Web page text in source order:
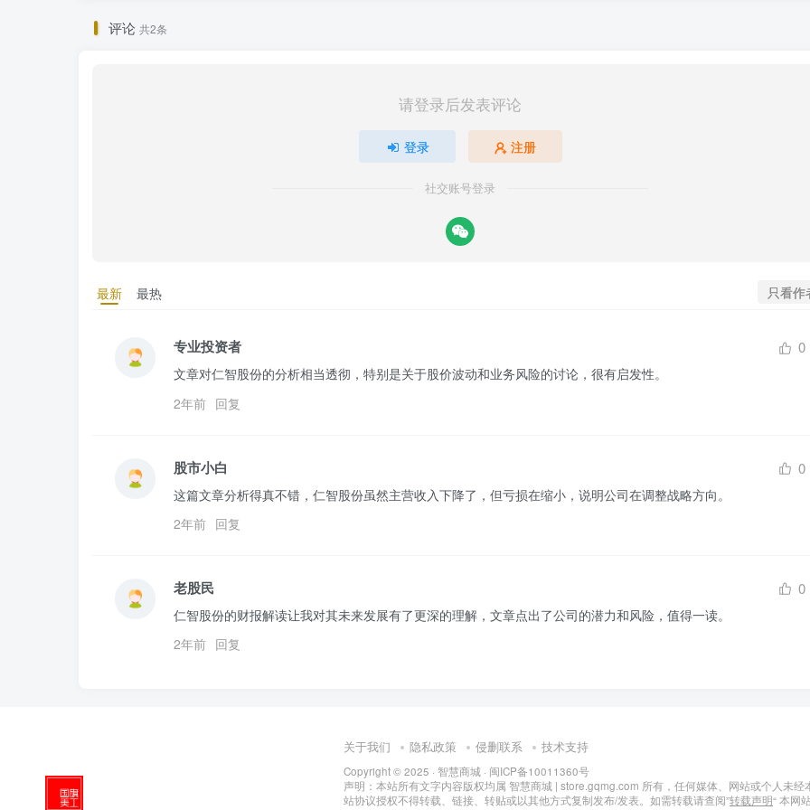
评论 共2条
请登录后发表评论
登录 注册
社交账号登录
最新 最热 只看作
专业投资者 0
文章对仁智股份的分析相当透彻，特别是关于股价波动和业务风险的讨论，很有启发性。
2年前 回复
股市小白 0
这篇文章分析得真不错，仁智股份虽然主营收入下降了，但亏损在缩小，说明公司在调整战略方向。
2年前 回复
老股民 0
仁智股份的财报解读让我对其未来发展有了更深的理解，文章点出了公司的潜力和风险，值得一读。
2年前 回复
关于我们 隐私政策 侵删联系 技术支持
Copyright © 2025 · 智慧商城 · 闽ICP备10011360号
声明：本站所有文字内容版权均属 智慧商城 | store.gqmg.com 所有，任何媒体、网站或个人未经
站协议授权不得转载、链接、转贴或以其他方式复制发布/发表。如需转载请查阅”转载声明“ 本网